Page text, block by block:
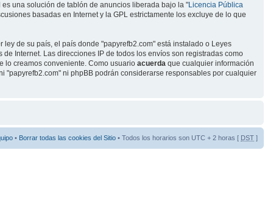
una solución de tablón de anuncios liberada bajo la "Licencia Pública
basadas en Internet y la GPL estrictamente los excluye de lo que
de su país, el país donde "papyrefb2.com" está instalado o Leyes
Internet. Las direcciones IP de todos los envíos son registradas como
lo creamos conveniente. Como usuario acuerda que cualquier información
ni phpBB podrán considerarse responsables por cualquier
• Borrar todas las cookies del Sitio • Todos los horarios son UTC + 2 horas [ DST ]